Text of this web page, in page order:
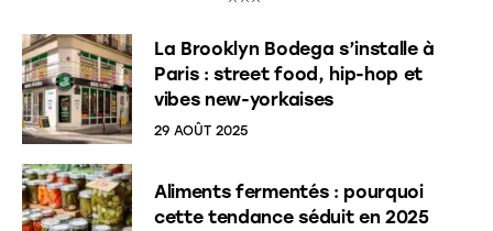
La Brooklyn Bodega s’installe à
Paris : street food, hip-hop et
vibes new-yorkaises
29 AOÛT 2025
Aliments fermentés : pourquoi
cette tendance séduit en 2025